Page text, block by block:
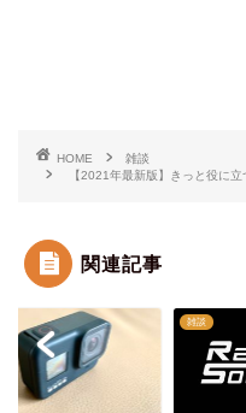
HOME
雑談
【2021年最新版】きっと役に
関連記事
雑談